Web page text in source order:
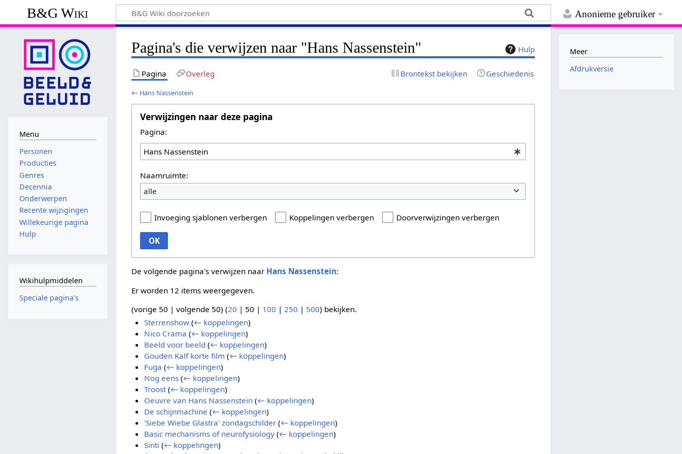
Anonieme gebruiker
B&G Wiki
Hulp
Pagina's die verwijzen naar "Hans Nassenstein"
Pagina Overleg Brontekst bekijken Geschiedenis
← Hans Nassenstein
Verwijzingen naar deze pagina
Pagina:
Naamruimte:
alle
Invoeging sjablonen verbergen Koppelingen verbergen Doorverwijzingen verbergen
OK
De volgende pagina's verwijzen naar Hans Nassenstein:
Er worden 12 items weergegeven.
(vorige 50 |volgende 50) (20 | 50 | 100 | 250 | 500) bekijken.
Sterrenshow (← koppelingen)
Nico Crama (← koppelingen)
Beeld voor beeld (← koppelingen)
Gouden Kalf korte film (← koppelingen)
Fuga (← koppelingen)
Nog eens (← koppelingen)
Troost (← koppelingen)
Oeuvre van Hans Nassenstein (← koppelingen)
De schijnmachine (← koppelingen)
'Siebe Wiebe Glastra' zondagschilder (← koppelingen)
Basic mechanisms of neurofysiology (← koppelingen)
Sinti (← koppelingen)
Menu
Personen
Producties
Genres
Decennia
Onderwerpen
Recente wijzigingen
Willekeurige pagina
Hulp
Wikihulpmiddelen
Speciale pagina's
Meer
Afdrukversie